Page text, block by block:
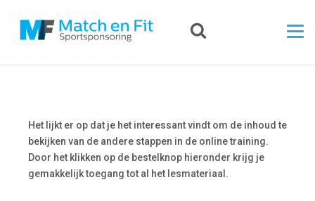
Het lijkt er op dat je het interessant vindt om de inhoud te
bekijken van de andere stappen in de online training.
Door het klikken op de bestelknop hieronder krijg je
gemakkelijk toegang tot al het lesmateriaal.